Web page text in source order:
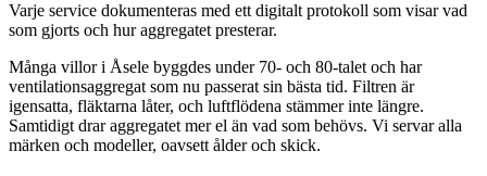
Varje service dokumenteras med ett digitalt protokoll som visar vad
som gjorts och hur aggregatet presterar.
Många villor i Åsele byggdes under 70- och 80-talet och har
ventilationsaggregat som nu passerat sin bästa tid. Filtren är
igensatta, fläktarna låter, och luftflödena stämmer inte längre.
Samtidigt drar aggregatet mer el än vad som behövs. Vi servar alla
märken och modeller, oavsett ålder och skick.